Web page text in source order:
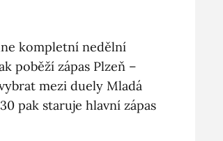
kompletní nedělní
poběží zápas Plzeň –
mezi duely Mladá
pak staruje hlavní zápas